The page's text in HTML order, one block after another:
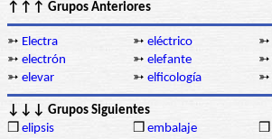
↑↑↑ Grupos Anteriores
➳ Electra ➳ eléctrico ➳
➳ electrón ➳ elefante ➳
➳ elevar ➳ elficología ➳
↓↓↓ Grupos Siguientes
❒ elipsis ❒ embalaje ❒